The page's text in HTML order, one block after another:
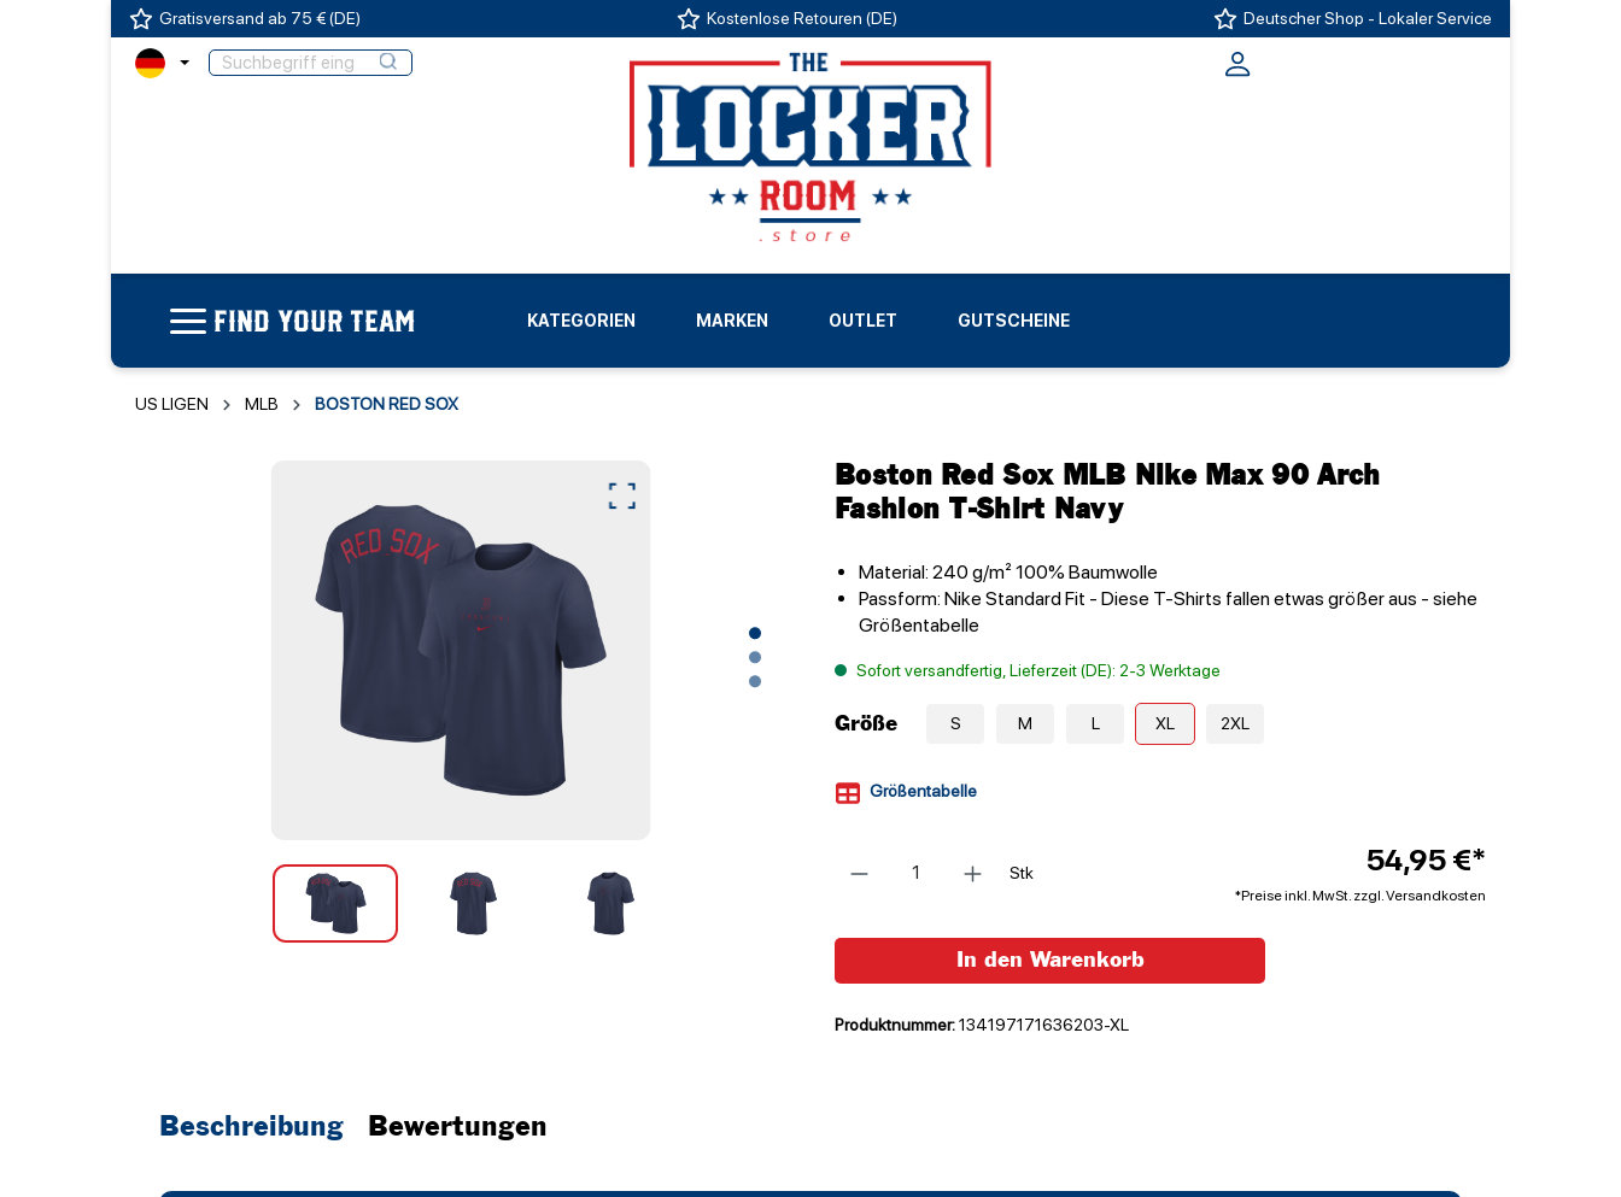
Gratisversand ab 75 € (DE) Kostenlose Retouren (DE) Deutscher Shop - Lokaler Service
FIND YOUR TEAM KATEGORIEN MARKEN
LIGEN
OUTLET GUTSCHEINE
US LIGEN MLB BOSTON RED SOX
Boston Red Sox MLB Nike Max 90 Arch
Fashion T-Shirt Navy
Material: 240 g/m² 100% Baumwolle
Passform: Nike Standard Fit - Diese T-Shirts fallen etwas größer aus - siehe
Größentabelle
Sofort versandfertig, Lieferzeit (DE): 2-3 Werktage
Größe S M L XL 2XL
Größentabelle
Stk
54,95 €*
*Preise inkl. MwSt. zzgl. Versandkosten
In den Warenkorb
Produktnummer:134197171636203-XL
Beschreibung Bewertungen